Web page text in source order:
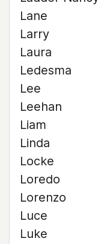
Lane
Larry
Laura
Ledesma
Lee
Leehan
Liam
Linda
Locke
Loredo
Lorenzo
Luce
Luke